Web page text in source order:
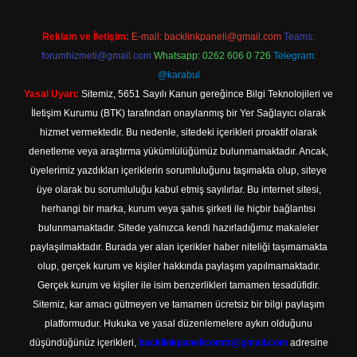
Reklam ve İletişim: E-mail: backlinkpaneli@gmail.com Teams:
forumhizmeti@gmail.com Whatsapp: 0262 606 0 726 Telegram:
@karabul
Yasal Uyarı: Sitemiz, 5651 Sayılı Kanun gereğince Bilgi Teknolojileri ve
İletişim Kurumu (BTK) tarafından onaylanmış bir Yer Sağlayıcı olarak
hizmet vermektedir. Bu nedenle, sitedeki içerikleri proaktif olarak
denetleme veya araştırma yükümlülüğümüz bulunmamaktadır. Ancak,
üyelerimiz yazdıkları içeriklerin sorumluluğunu taşımakta olup, siteye
üye olarak bu sorumluluğu kabul etmiş sayılırlar. Bu internet sitesi,
herhangi bir marka, kurum veya şahıs şirketi ile hiçbir bağlantısı
bulunmamaktadır. Sitede yalnızca kendi hazırladığımız makaleler
paylaşılmaktadır. Burada yer alan içerikler haber niteliği taşımamakta
olup, gerçek kurum ve kişiler hakkında paylaşım yapılmamaktadır.
Gerçek kurum ve kişiler ile isim benzerlikleri tamamen tesadüfidir.
Sitemiz, kar amacı gütmeyen ve tamamen ücretsiz bir bilgi paylaşım
platformudur. Hukuka ve yasal düzenlemelere aykırı olduğunu
düşündüğünüz içerikleri, backlinkpanelicomtr@gmail.com adresine